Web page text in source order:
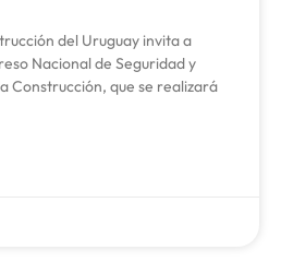
del Uruguay invita a
Nacional de Seguridad y
Construcción, que se realizará